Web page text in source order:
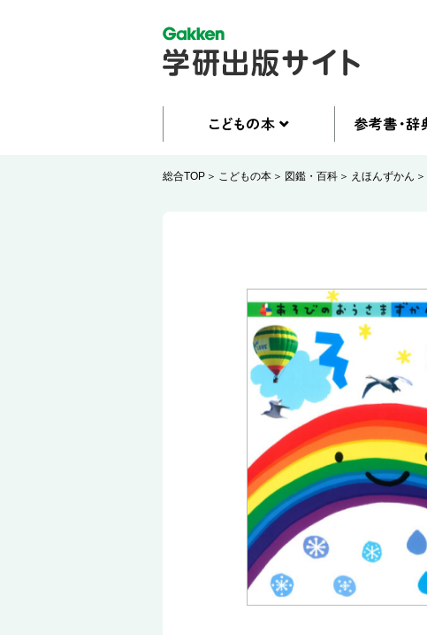
総合TOP こどもの本 図鑑・百科 えほんずかん